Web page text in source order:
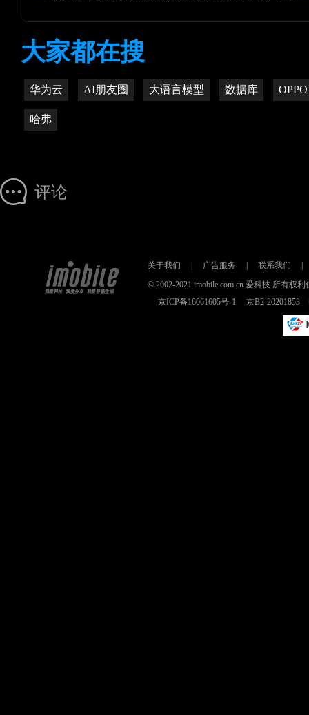
大家都在搜
华为云 AI朋友圈 大语言模型 数据库
哈弗
评论
关于我们 广告服务 联系我们
© 2002-2021 imobile.com.cn 爱科技 所有权
京ICP备16061605号-1
京B2-20201853